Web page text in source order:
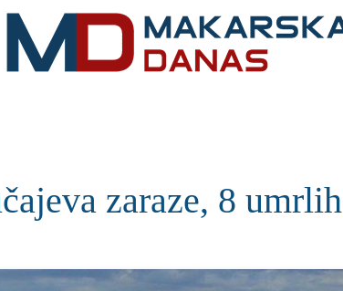
zaraze, 8 umrlih